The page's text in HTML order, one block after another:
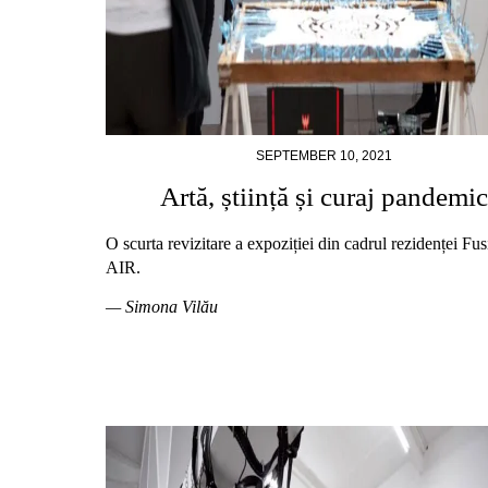
SEPTEMBER 10, 2021
Artă, știință și curaj pandemic
O scurta revizitare a expoziției din cadrul rezidenței
AIR.
— Simona Vilău